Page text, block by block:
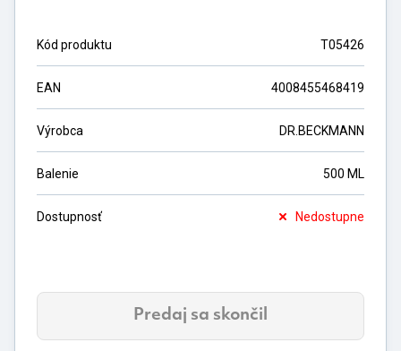
Kód produktu T05426
EAN 4008455468419
Výrobca DR.BECKMANN
Balenie 500 ML
Dostupnosť Nedostupne
Predaj sa skončil